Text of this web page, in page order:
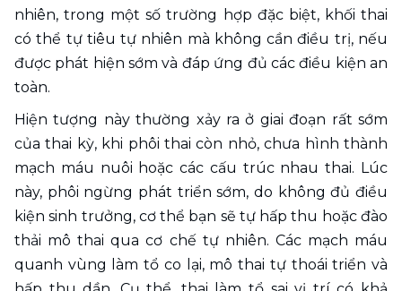
nhiên, trong một số trường hợp đặc biệt, khối thai
có thể tự tiêu tự nhiên mà không cần điều trị, nếu
được phát hiện sớm và đáp ứng đủ các điều kiện an
toàn.
Hiện tượng này thường xảy ra ở giai đoạn rất sớm
của thai kỳ, khi phôi thai còn nhỏ, chưa hình thành
mạch máu nuôi hoặc các cấu trúc nhau thai. Lúc
này, phôi ngừng phát triển sớm, do không đủ điều
kiện sinh trưởng, cơ thể bạn sẽ tự hấp thu hoặc đào
thải mô thai qua cơ chế tự nhiên. Các mạch máu
quanh vùng làm tổ co lại, mô thai tự thoái triển và